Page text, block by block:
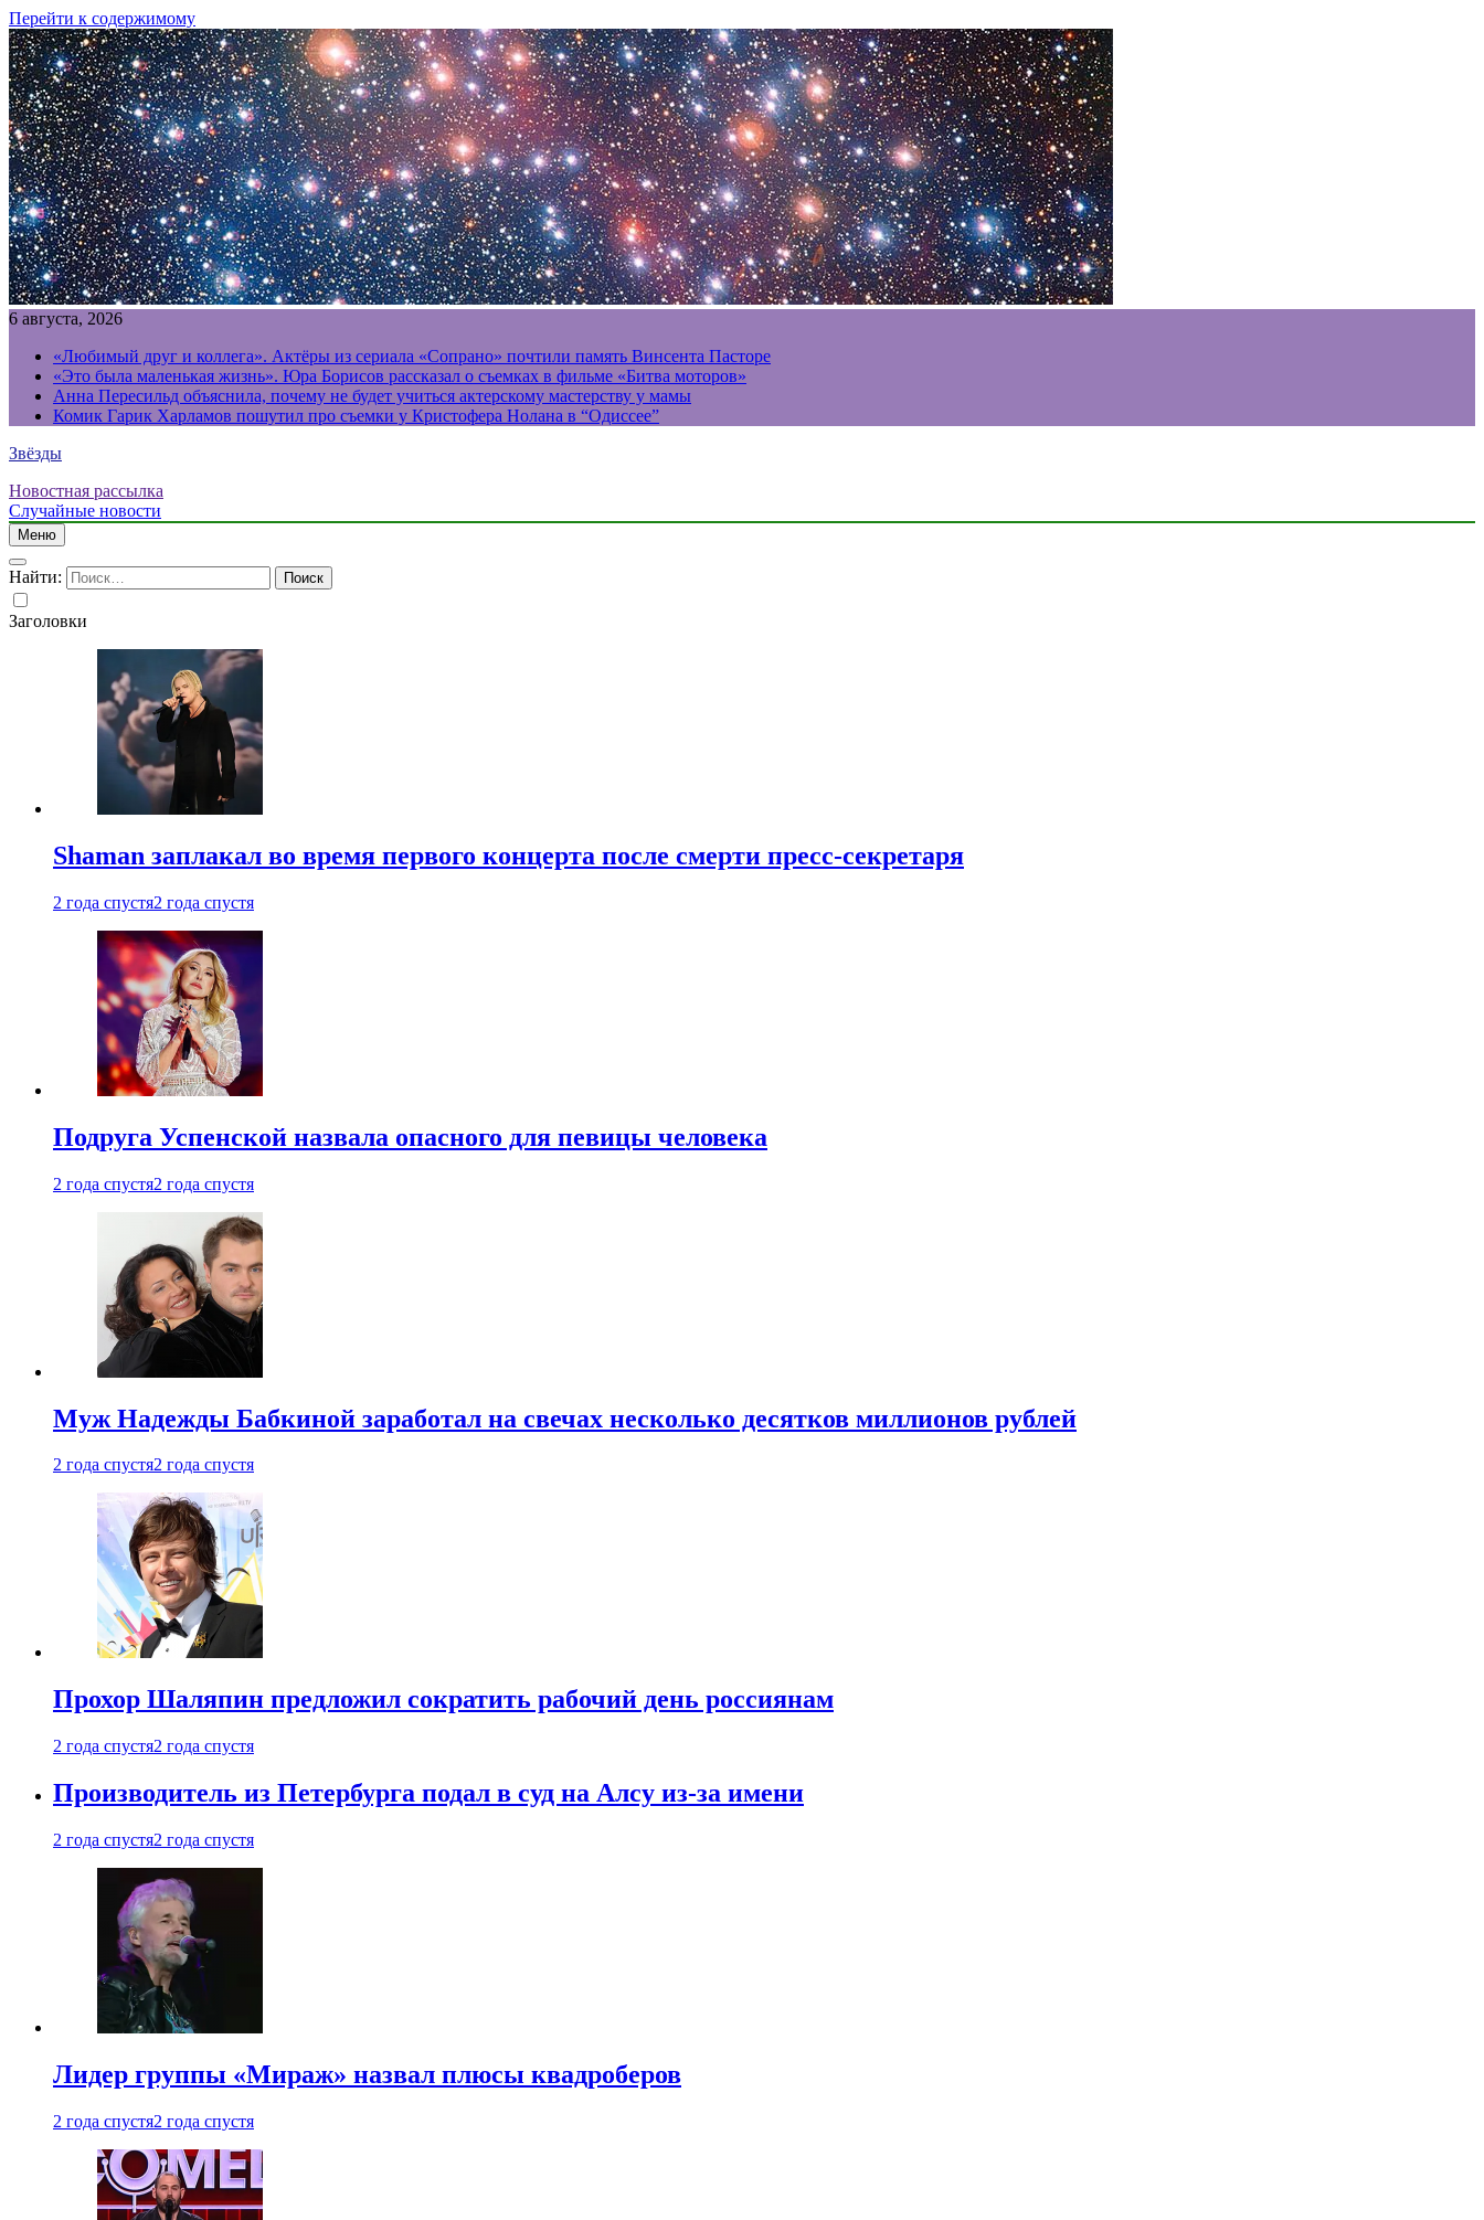
Перейти к содержимому
6 августа, 2026
«Любимый друг и коллега». Актёры из сериала «Сопрано» почтили память Винсента Пасторе
«Это была маленькая жизнь». Юра Борисов рассказал о съемках в фильме «Битва моторов»
Анна Пересильд объяснила, почему не будет учиться актерскому мастерству у мамы
Комик Гарик Харламов пошутил про съемки у Кристофера Нолана в “Одиссее”
Звёзды
Новостная рассылка
Случайные новости
Меню
Найти:
Заголовки
Shaman заплакал во время первого концерта после смерти пресс-секретаря
2 года спустя2 года спустя
Подруга Успенской назвала опасного для певицы человека
2 года спустя2 года спустя
Муж Надежды Бабкиной заработал на свечах несколько десятков миллионов рублей
2 года спустя2 года спустя
Прохор Шаляпин предложил сократить рабочий день россиянам
2 года спустя2 года спустя
Производитель из Петербурга подал в суд на Алсу из-за имени
2 года спустя2 года спустя
Лидер группы «Мираж» назвал плюсы квадроберов
2 года спустя2 года спустя